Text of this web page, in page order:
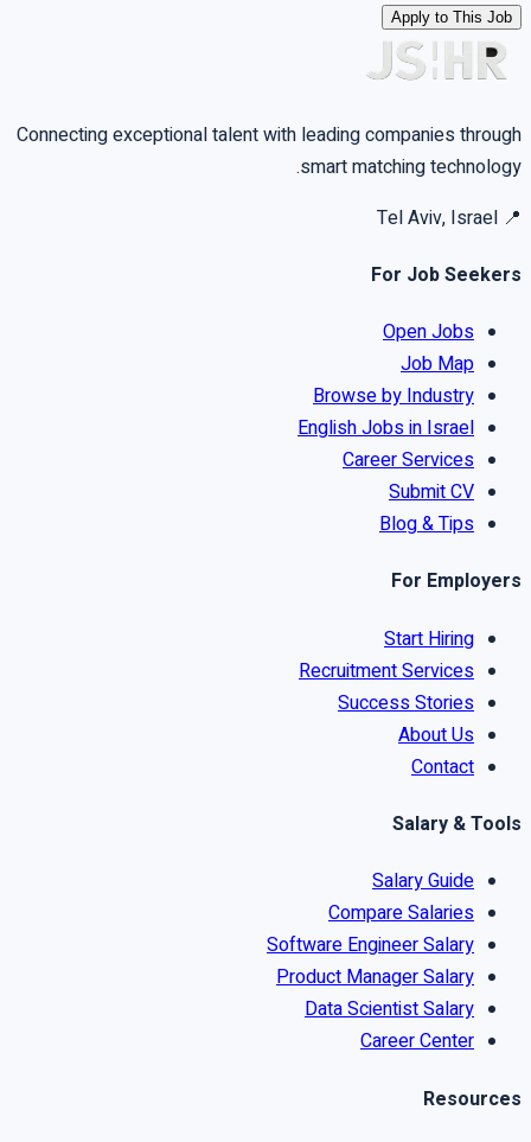
Apply to This Job
Connecting exceptional talent with leading companies through
smart matching technology.
📍
Tel Aviv, Israel
For Job Seekers
Open Jobs
Job Map
Browse by Industry
English Jobs in Israel
Career Services
Submit CV
Blog & Tips
For Employers
Start Hiring
Recruitment Services
Success Stories
About Us
Contact
Salary & Tools
Salary Guide
Compare Salaries
Software Engineer Salary
Product Manager Salary
Data Scientist Salary
Career Center
Resources